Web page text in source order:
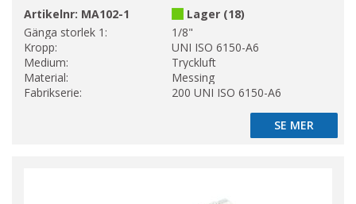
Artikelnr: MA102-1
Lager (18)
Gänga storlek 1:
1/8"
Kropp:
UNI ISO 6150-A6
Medium:
Tryckluft
Material:
Messing
Fabrikserie:
200 UNI ISO 6150-A6
SE MER
SE MER